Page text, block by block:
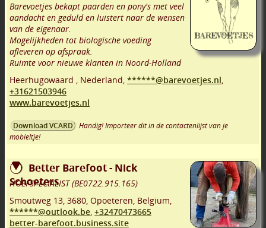
Barevoetjes bekapt paarden en pony's met veel
aandacht en geduld en luistert naar de wensen
van de eigenaar.
Mogelijkheden tot biologische voeding
afleveren op afspraak.
Ruimte voor nieuwe klanten in Noord-Holland
Heerhugowaard , Nederland, ******@barevoetjes.nl,
+31621503946
www.barevoetjes.nl
Download VCARD
Handig! Importeer dit in de contactenlijst van je
mobieltje!
Better Barefoot - Nick
Schoeters
HOEFSPECIALIST (BE0722.915.165)
Smoutweg 13, 3680, Opoeteren, Belgium,
******@outlook.be, +32470473665
better-barefoot.business.site